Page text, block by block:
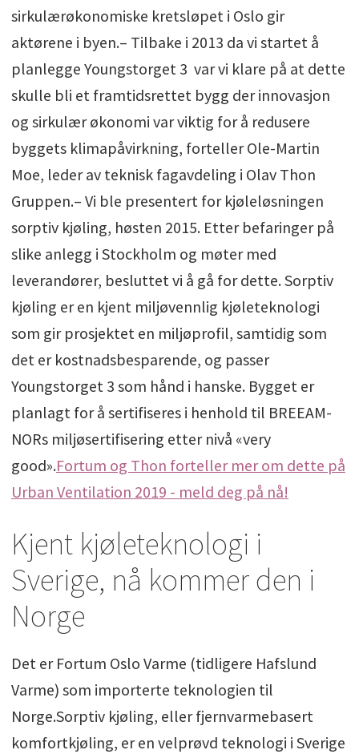
sirkulærøkonomiske kretsløpet i Oslo gir
aktørene i byen.– Tilbake i 2013 da vi startet å
planlegge Youngstorget 3 var vi klare på at dette
skulle bli et framtidsrettet bygg der innovasjon
og sirkulær økonomi var viktig for å redusere
byggets klimapåvirkning, forteller Ole-Martin
Moe, leder av teknisk fagavdeling i Olav Thon
Gruppen.– Vi ble presentert for kjøleløsningen
sorptiv kjøling, høsten 2015. Etter befaringer på
slike anlegg i Stockholm og møter med
leverandører, besluttet vi å gå for dette. Sorptiv
kjøling er en kjent miljøvennlig kjøleteknologi
som gir prosjektet en miljøprofil, samtidig som
det er kostnadsbesparende, og passer
Youngstorget 3 som hånd i hanske. Bygget er
planlagt for å sertifiseres i henhold til BREEAM-
NORs miljøsertifisering etter nivå «very
good».Fortum og Thon forteller mer om dette på
Urban Ventilation 2019 - meld deg på nå!
Kjent kjøleteknologi i
Sverige, nå kommer den i
Norge
Det er Fortum Oslo Varme (tidligere Hafslund
Varme) som importerte teknologien til
Norge.Sorptiv kjøling, eller fjernvarmebasert
komfortkjøling, er en velprøvd teknologi i Sverige